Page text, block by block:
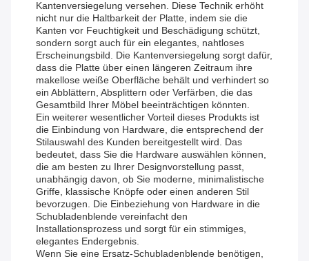
Kantenversiegelung versehen. Diese Technik erhöht
nicht nur die Haltbarkeit der Platte, indem sie die
Kanten vor Feuchtigkeit und Beschädigung schützt,
sondern sorgt auch für ein elegantes, nahtloses
Erscheinungsbild. Die Kantenversiegelung sorgt dafür,
dass die Platte über einen längeren Zeitraum ihre
makellose weiße Oberfläche behält und verhindert so
ein Abblättern, Absplittern oder Verfärben, die das
Gesamtbild Ihrer Möbel beeinträchtigen könnten.
Ein weiterer wesentlicher Vorteil dieses Produkts ist
die Einbindung von Hardware, die entsprechend der
Stilauswahl des Kunden bereitgestellt wird. Das
bedeutet, dass Sie die Hardware auswählen können,
die am besten zu Ihrer Designvorstellung passt,
unabhängig davon, ob Sie moderne, minimalistische
Griffe, klassische Knöpfe oder einen anderen Stil
bevorzugen. Die Einbeziehung von Hardware in die
Schubladenblende vereinfacht den
Installationsprozess und sorgt für ein stimmiges,
elegantes Endergebnis.
Wenn Sie eine Ersatz-Schubladenblende benötigen,